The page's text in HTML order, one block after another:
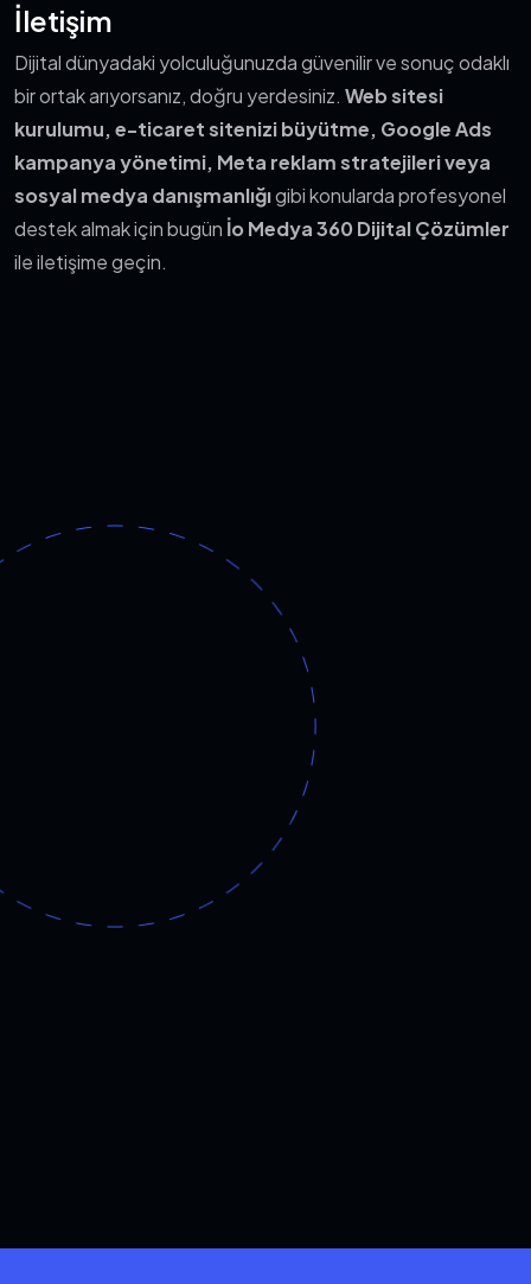
İletişim
Dijital dünyadaki yolculuğunuzda güvenilir ve sonuç odaklı
bir ortak arıyorsanız, doğru yerdesiniz. Web sitesi
kurulumu, e-ticaret sitenizi büyütme, Google Ads
kampanya yönetimi, Meta reklam stratejileri veya
sosyal medya danışmanlığıgibi konularda profesyonel
destek almak için bugün İo Medya 360 Dijital Çözümler
ile iletişime geçin.